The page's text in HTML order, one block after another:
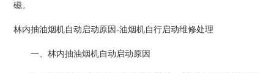
磁。
林内抽油烟机自动启动原因-油烟机自行启动维修处理
一、林内抽油烟机自动启动原因